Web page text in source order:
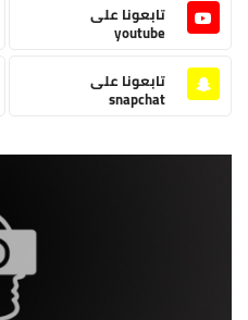
تابعونا على
youtube
تابعونا على
snapchat